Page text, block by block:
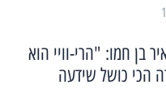
בן חמו: "הרי-וויי הוא
הכי כושל שידעה